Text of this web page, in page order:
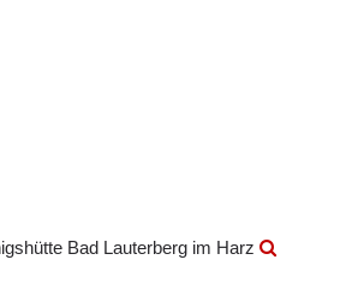
Bad Lauterberg im Harz